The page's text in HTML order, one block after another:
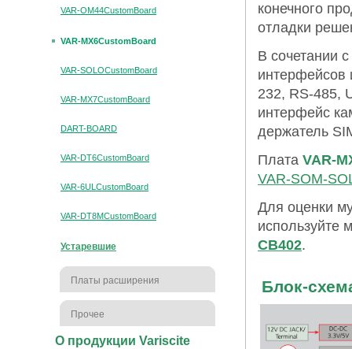
VAR-OM44CustomBoard
VAR-MX6CustomBoard
VAR-SOLOCustomBoard
VAR-MX7CustomBoard
DART-BOARD
VAR-DT6CustomBoard
VAR-6ULCustomBoard
VAR-DT8MCustomBoard
Устаревшие
Платы расширения
Прочее
О продукции Variscite
конечного
отладки
В сочетании с
интерфейсов
232, RS-485,
интерфейс
держатель
Плата VAR-
VAR-SOM-
Для оценки
используйте
CB402.
Блок-